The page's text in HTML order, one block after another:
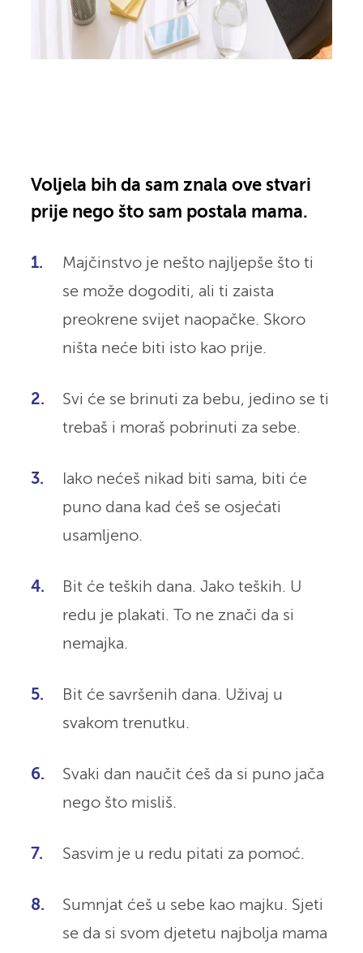
Voljela bih da sam znala ove stvari
prije nego što sam postala mama.
Majčinstvo je nešto najljepše što ti
se može dogoditi, ali ti zaista
preokrene svijet naopačke. Skoro
ništa neće biti isto kao prije.
Svi će se brinuti za bebu, jedino se ti
trebaš i moraš pobrinuti za sebe.
Iako nećeš nikad biti sama, biti će
puno dana kad ćeš se osjećati
usamljeno.
Bit će teških dana. Jako teških. U
redu je plakati. To ne znači da si
nemajka.
Bit će savršenih dana. Uživaj u
svakom trenutku.
Svaki dan naučit ćeš da si puno jača
nego što misliš.
Sasvim je u redu pitati za pomoć.
Sumnjat ćeš u sebe kao majku. Sjeti
se da si svom djetetu najbolja mama